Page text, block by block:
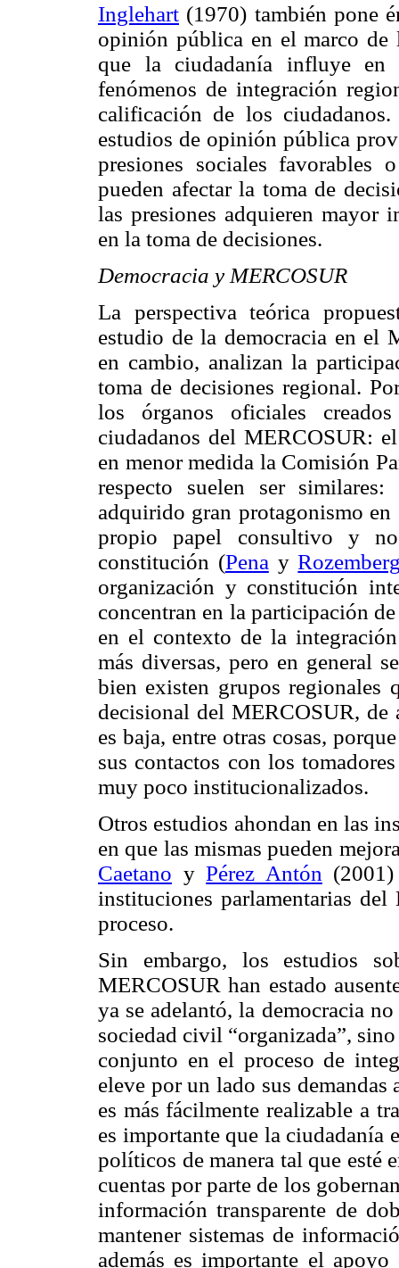
Inglehart (1970) también pone
opinión pública en el marco de
que la ciudadanía influye en
fenómenos de integración
calificación de los
estudios de opinión pública
presiones sociales
pueden afectar la toma de
las presiones adquieren mayor
en la toma de decisiones.
Democracia y MERCOSUR
La perspectiva teórica
estudio de la democracia en el
en cambio, analizan la
toma de decisiones regional.
los órganos oficiales
ciudadanos del MERCOSUR:
en menor medida la Comisión
respecto suelen ser
adquirido gran protagonismo
propio papel consultivo y
constitución (Pena y
organización y constitución
concentran en la participación
en el contexto de la
más diversas, pero en general
bien existen grupos regionales
decisional del MERCOSUR, de
es baja, entre otras cosas,
sus contactos con los
muy poco institucionalizados.
Otros estudios ahondan en las
en que las mismas pueden
Caetano yPérez Antón
instituciones parlamentarias
proceso.
Sin embargo, los estudios
MERCOSUR han estado
ya se adelantó, la democracia
sociedad civil “organizada”,
conjunto en el proceso de
eleve por un lado sus
es más fácilmente realizable a
es importante que la ciudadanía
políticos de manera tal que esté
cuentas por parte de los
información transparente de
mantener sistemas de
además es importante el